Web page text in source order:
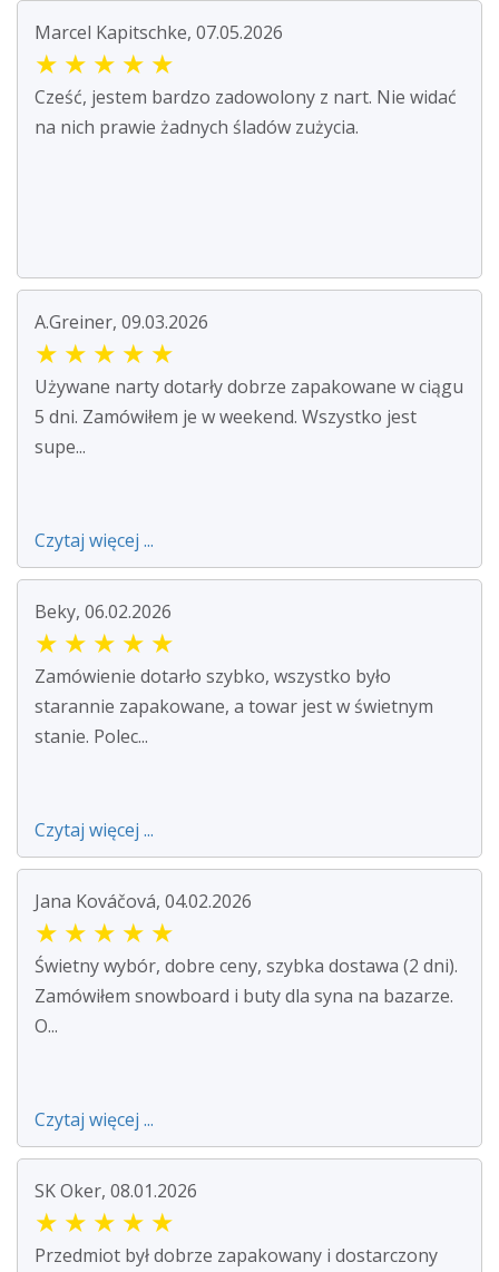
Marcel Kapitschke, 07.05.2026
★ ★ ★ ★ ★
Cześć, jestem bardzo zadowolony z nart. Nie widać
na nich prawie żadnych śladów zużycia.
A.Greiner, 09.03.2026
★ ★ ★ ★ ★
Używane narty dotarły dobrze zapakowane w ciągu
5 dni. Zamówiłem je w weekend. Wszystko jest
supe...
Czytaj więcej ...
Beky, 06.02.2026
★ ★ ★ ★ ★
Zamówienie dotarło szybko, wszystko było
starannie zapakowane, a towar jest w świetnym
stanie. Polec...
Czytaj więcej ...
Jana Kováčová, 04.02.2026
★ ★ ★ ★ ★
Świetny wybór, dobre ceny, szybka dostawa (2 dni).
Zamówiłem snowboard i buty dla syna na bazarze.
O...
Czytaj więcej ...
SK Oker, 08.01.2026
★ ★ ★ ★ ★
Przedmiot był dobrze zapakowany i dostarczony